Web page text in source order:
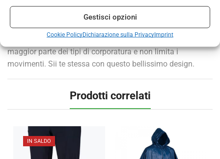
Gestisci opzioni
Cookie PolicyDichiarazione sulla PrivacyImprint
a prima vista con un’interessante stampa nella parte
inferiore del davanti. La t-shirt è realizzata in cotone con
l’aggiunta di elastan. Il taglio Regular si adatta alla
maggior parte dei tipi di corporatura e non limita i
movimenti. Sii te stessa con questo bellissimo design.
Prodotti correlati
IN SALDO